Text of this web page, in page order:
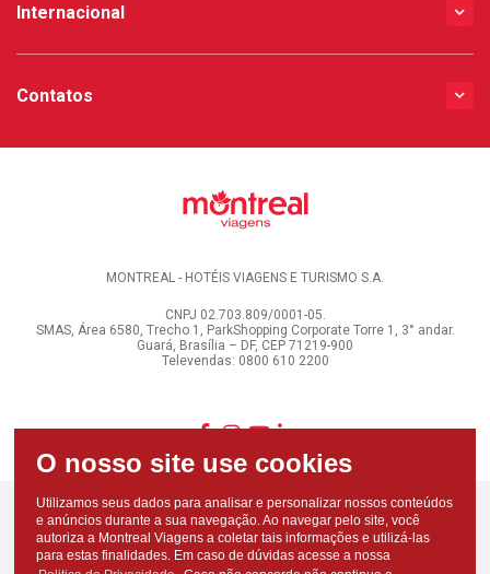
Internacional
Contatos
MONTREAL - HOTÉIS VIAGENS E TURISMO S.A.
CNPJ 02.703.809/0001-05.
SMAS, Área 6580, Trecho 1, ParkShopping Corporate Torre 1, 3° andar.
Guará, Brasília – DF, CEP 71219-900
Televendas: 0800 610 2200
Utilizamos seus dados para analisar e personalizar nossos conteúdos
e anúncios durante a sua navegação. Ao navegar pelo site, você
autoriza a Montreal Viagens a coletar tais informações e utilizá-las
para estas finalidades. Em caso de dúvidas acesse a nossa